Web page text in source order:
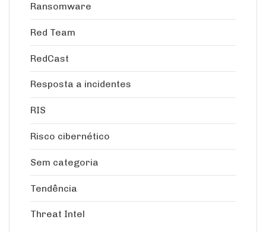
Ransomware
Red Team
RedCast
Resposta a incidentes
RIS
Risco cibernético
Sem categoria
Tendência
Threat Intel